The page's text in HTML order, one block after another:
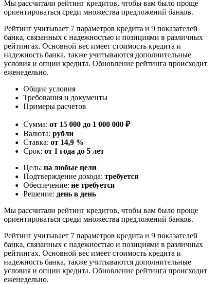
Мы рассчитали рейтинг кредитов, чтобы вам было проще
ориентироваться среди множества предложений банков.
Рейтинг учитывает 7 параметров кредита и 9 показателей
банка, связанных с надежностью и позициями в различных
рейтингах. Основной вес имеет стоимость кредита и
надежность банка, также учитываются дополнительные
условия и опции кредита. Обновление рейтинга происходит
еженедельно.
Общие условия
Требования и документы
Примеры расчетов
Сумма: от 15 000 до 1 000 000 ₽
Валюта: рубли
Ставка: от 14,9 %
Срок: от 1 года до 5 лет
Цель: на любые цели
Подтверждение дохода: требуется
Обеспечение: не требуется
Решение: день в день
Мы рассчитали рейтинг кредитов, чтобы вам было проще
ориентироваться среди множества предложений банков.
Рейтинг учитывает 7 параметров кредита и 9 показателей
банка, связанных с надежностью и позициями в различных
рейтингах. Основной вес имеет стоимость кредита и
надежность банка, также учитываются дополнительные
условия и опции кредита. Обновление рейтинга происходит
еженедельно.